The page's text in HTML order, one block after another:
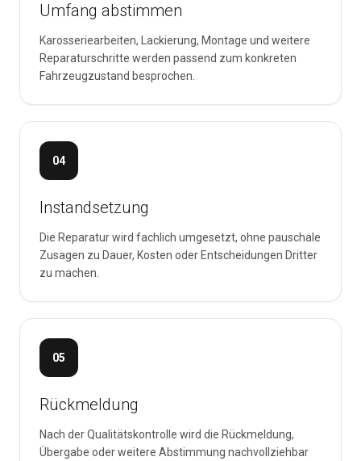
Umfang abstimmen
Karosseriearbeiten, Lackierung, Montage und weitere
Reparaturschritte werden passend zum konkreten
Fahrzeugzustand besprochen.
04
Instandsetzung
Die Reparatur wird fachlich umgesetzt, ohne pauschale
Zusagen zu Dauer, Kosten oder Entscheidungen Dritter
zu machen.
05
Rückmeldung
Nach der Qualitätskontrolle wird die Rückmeldung,
Übergabe oder weitere Abstimmung nachvollziehbar